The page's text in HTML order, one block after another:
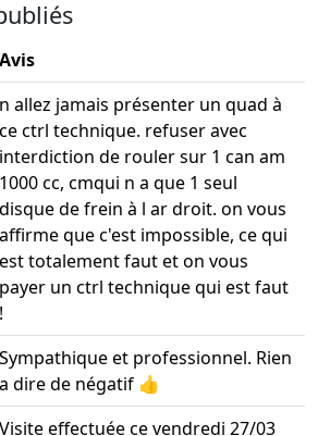
Avis
n allez jamais présenter un quad à
ce ctrl technique. refuser avec
interdiction de rouler sur 1 can am
1000 cc, cmqui n a que 1 seul
disque de frein à l ar droit. on vous
affirme que c'est impossible, ce qui
est totalement faut et on vous
payer un ctrl technique qui est faut
!
Sympathique et professionnel. Rien
a dire de négatif 👍
Visite effectuée ce vendredi 27/03